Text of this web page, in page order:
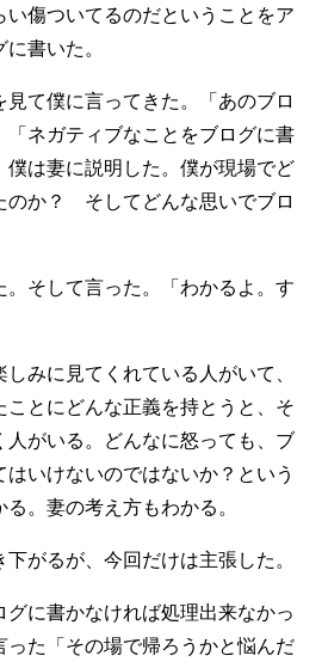
い傷ついてるのだということをア
書いた。
見て僕に言ってきた。「あのブロ
「ネガティブなことをブログに書
僕は妻に説明した。僕が現場でど
のか？ そしてどんな思いでブロ
。そして言った。「わかるよ。す
みに見てくれている人がいて、
ことにどんな正義を持とうと、そ
人がいる。どんなに怒っても、ブ
はいけないのではないか？という
。妻の考え方もわかる。
がるが、今回だけは主張した。
に書かなければ処理出来なかっ
った「その場で帰ろうかと悩んだ